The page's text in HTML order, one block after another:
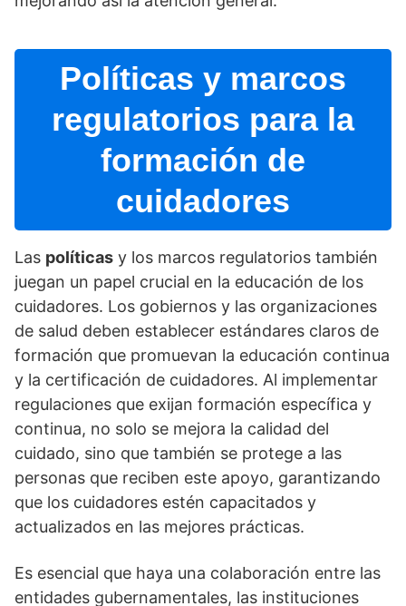
Polí­ticas y marcos
regulatorios para la
formación de
cuidadores
Las polí­ticas y los marcos regulatorios también
juegan un papel crucial en la educación de los
cuidadores. Los gobiernos y las organizaciones
de salud deben establecer estándares claros de
formación que promuevan la educación continua
y la certificación de cuidadores. Al implementar
regulaciones que exijan formación especí­fica y
continua, no solo se mejora la calidad del
cuidado, sino que también se protege a las
personas que reciben este apoyo, garantizando
que los cuidadores estén capacitados y
actualizados en las mejores prácticas.
Es esencial que haya una colaboración entre las
entidades gubernamentales, las instituciones